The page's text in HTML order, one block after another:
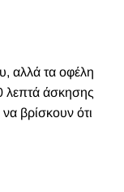
αλλά τα οφέλη
λεπτά άσκησης
βρίσκουν ότι